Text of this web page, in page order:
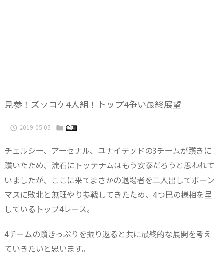
見参！ズッコケ4人組！トップ4争い最終展望
 2019-05-05  企画
チェルシー、アーセナル、ユナイテッドの3チームが躓きに
躓いたため、流石にトッテナムはもう安泰だろうと思われて
いましたが、ここに来てまさかの退場者を二人出してボーン
マスに敗北と無理やり参戦してきたため、4つ巴の様相を呈
しているトップ4レース。
4チームの躓きっぷりを振り返ると共に最終的な展開を考え
ていきたいと思います。